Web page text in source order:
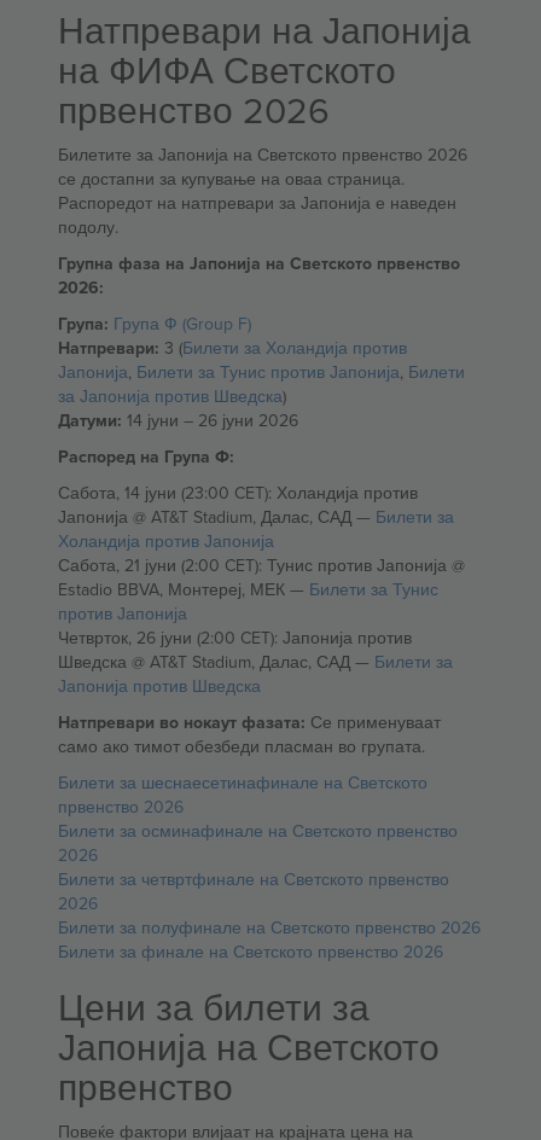
Натпревари на Јапонија
на ФИФА Светското
првенство 2026
Билетите за Јапонија на Светското првенство 2026
се достапни за купување на оваа страница.
Распоредот на натпревари за Јапонија е наведен
подолу.
Групна фаза на Јапонија на Светското првенство
2026:
Група: Група Ф (Group F)
Натпревари: 3 (Билети за Холандија против
Јапонија, Билети за Тунис против Јапонија, Билети
за Јапонија против Шведска)
Датуми: 14 јуни – 26 јуни 2026
Распоред на Група Ф:
Сабота, 14 јуни (23:00 CET): Холандија против
Јапонија @ AT&T Stadium, Далас, САД — Билети за
Холандија против Јапонија
Сабота, 21 јуни (2:00 CET): Тунис против Јапонија @
Estadio BBVA, Монтереј, МЕК — Билети за Тунис
против Јапонија
Четврток, 26 јуни (2:00 CET): Јапонија против
Шведска @ AT&T Stadium, Далас, САД — Билети за
Јапонија против Шведска
Натпревари во нокаут фазата: Се применуваат
само ако тимот обезбеди пласман во групата.
Билети за шеснаесетинафинале на Светското
првенство 2026
Билети за осминафинале на Светското првенство
2026
Билети за четвртфинале на Светското првенство
2026
Билети за полуфинале на Светското првенство 2026
Билети за финале на Светското првенство 2026
Цени за билети за
Јапонија на Светското
првенство
Повеќе фактори влијаат на крајната цена на